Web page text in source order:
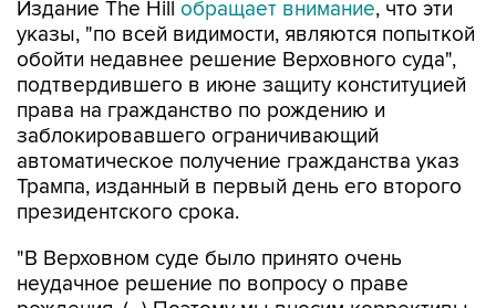
обойти недавнее решение Верховного суда",
подтвердившего в июне защиту конституцией
права на гражданство по рождению и
заблокировавшего ограничивающий
автоматическое получение гражданства указ
Трампа, изданный в первый день его второго
президентского срока.
"В Верховном суде было принято очень
рождения. (...) Поэтому мы вносим коррективы,
потому что это очень несправедливо", -